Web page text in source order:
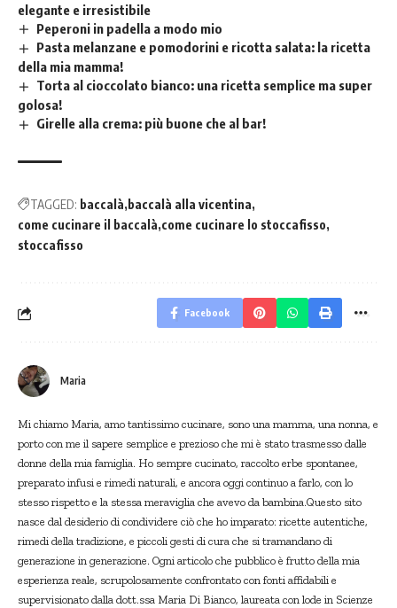
elegante e irresistibile
Peperoni in padella a modo mio
Pasta melanzane e pomodorini e ricotta salata: la ricetta
della mia mamma!
Torta al cioccolato bianco: una ricetta semplice ma super
golosa!
Girelle alla crema: più buone che al bar!
TAGGED: baccalà baccalà alla vicentina
come cucinare il baccalà come cucinare lo stoccafisso
stoccafisso
Facebook
Maria
Mi chiamo Maria, amo tantissimo cucinare, sono una mamma, una nonna, e
porto con me il sapere semplice e prezioso che mi è stato trasmesso dalle
donne della mia famiglia. Ho sempre cucinato, raccolto erbe spontanee,
preparato infusi e rimedi naturali, e ancora oggi continuo a farlo, con lo
stesso rispetto e la stessa meraviglia che avevo da bambina.Questo sito
nasce dal desiderio di condividere ciò che ho imparato: ricette autentiche,
rimedi della tradizione, e piccoli gesti di cura che si tramandano di
generazione in generazione. Ogni articolo che pubblico è frutto della mia
esperienza reale, scrupolosamente confrontato con fonti affidabili e
supervisionato dalla dott.ssa Maria Di Bianco, laureata con lode in Scienze